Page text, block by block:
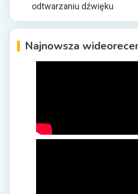
odtwarzaniu dźwięku
Najnowsza